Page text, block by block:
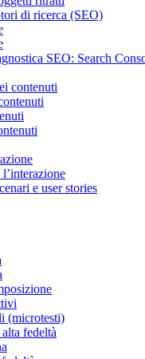
di ricerca (SEO)
SEO: Search
contenuti
e user stories
(microtesti)
fedeltà